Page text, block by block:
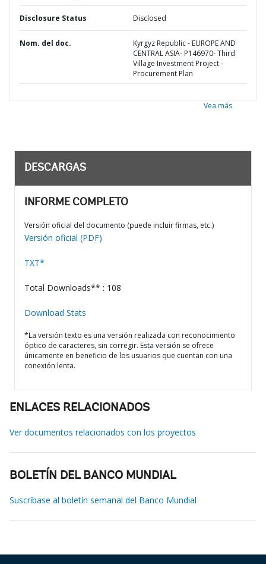
Disclosure Status Disclosed
Nom. del doc.
Kyrgyz Republic - EUROPE AND
CENTRAL ASIA- P146970- Third
Village Investment Project -
Procurement Plan
Vea más
DESCARGAS
INFORME COMPLETO
Versión oficial del documento (puede incluir firmas, etc.)
Versión oficial (PDF)
TXT*
Total Downloads** : 108
Download Stats
*La versión texto es una versión realizada con reconocimiento
óptico de caracteres, sin corregir. Esta versión se ofrece
únicamente en beneficio de los usuarios que cuentan con una
conexión lenta.
ENLACES RELACIONADOS
Ver documentos relacionados con los proyectos
BOLETÍN DEL BANCO MUNDIAL
Suscríbase al boletín semanal del Banco Mundial